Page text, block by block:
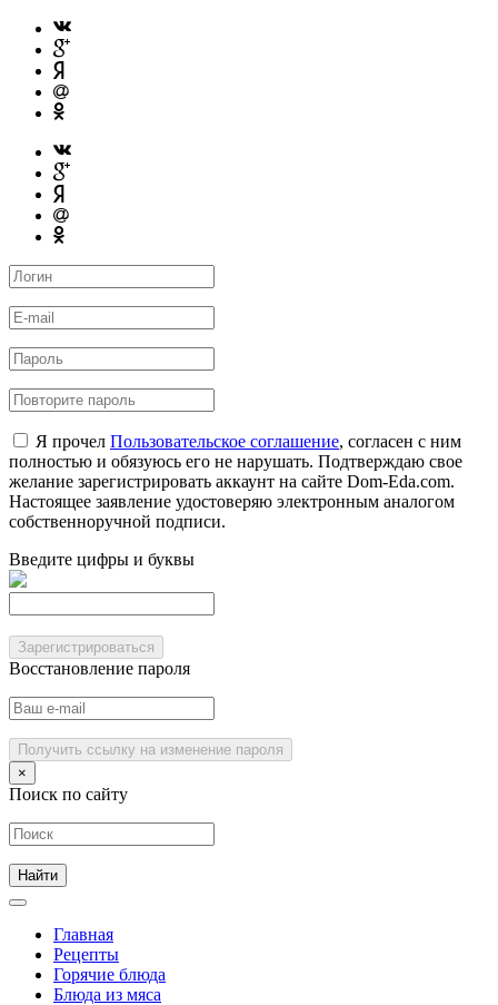
Я прочел Пользовательское соглашение, согласен с ним
полностью и обязуюсь его не нарушать. Подтверждаю свое
желание зарегистрировать аккаунт на сайте Dom-Eda.com.
Настоящее заявление удостоверяю электронным аналогом
собственноручной подписи.
Введите цифры и буквы
Зарегистрироваться
Восстановление пароля
Получить ссылку на изменение пароля
×
Поиск по сайту
Главная
Рецепты
Горячие блюда
Блюда из мяса